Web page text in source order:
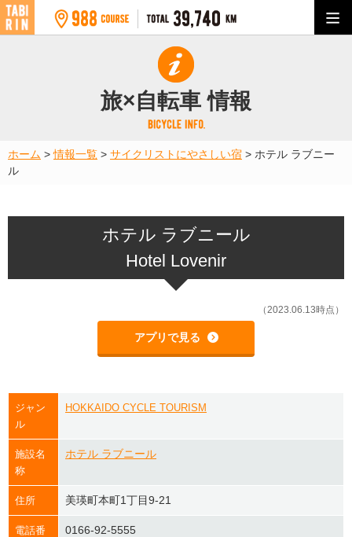
旅×自転車 情報
ホーム >情報一覧 > サイクリストにやさしい宿 > ホテル ラブニー
ル
ホテル ラブニール
Hotel Lovenir
（2023.06.13時点）
アプリで見る
ジャン
ル
HOKKAIDO CYCLE TOURISM
施設名
称
ホテル ラブニール
住所 美瑛町本町1丁目9-21
電話番
0166-92-5555